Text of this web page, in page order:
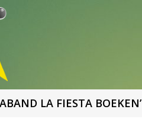
LA FIESTA BOEKEN’